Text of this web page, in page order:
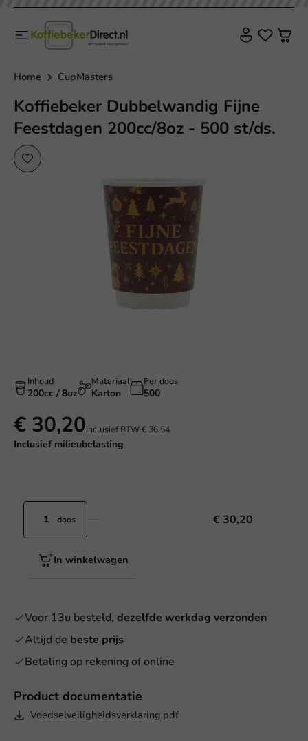
Home CupMasters
Koffiebeker Dubbelwandig Fijne
Feestdagen 200cc/8oz - 500 st/ds.
Product documentatie
Voedselveiligheidsverklaring.pdf
Inhoud
200cc / 8oz
Materiaal
Karton
Per doos
500
€ 30,20Inclusief BTW€ 36,54
Inclusief milieubelasting
doos € 30,20
In winkelwagen
Voor 13u besteld, dezelfde werkdag verzonden
Altijd de beste prijs
Betaling op rekening of online